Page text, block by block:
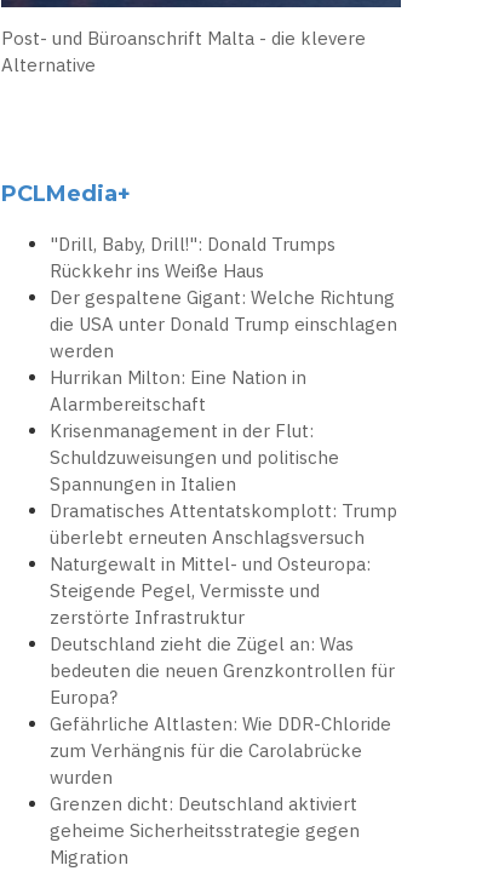
Post- und Büroanschrift Malta - die klevere
Alternative
PCLMedia+
"Drill, Baby, Drill!": Donald Trumps
Rückkehr ins Weiße Haus
Der gespaltene Gigant: Welche Richtung
die USA unter Donald Trump einschlagen
werden
Hurrikan Milton: Eine Nation in
Alarmbereitschaft
Krisenmanagement in der Flut:
Schuldzuweisungen und politische
Spannungen in Italien
Dramatisches Attentatskomplott: Trump
überlebt erneuten Anschlagsversuch
Naturgewalt in Mittel- und Osteuropa:
Steigende Pegel, Vermisste und
zerstörte Infrastruktur
Deutschland zieht die Zügel an: Was
bedeuten die neuen Grenzkontrollen für
Europa?
Gefährliche Altlasten: Wie DDR-Chloride
zum Verhängnis für die Carolabrücke
wurden
Grenzen dicht: Deutschland aktiviert
geheime Sicherheitsstrategie gegen
Migration